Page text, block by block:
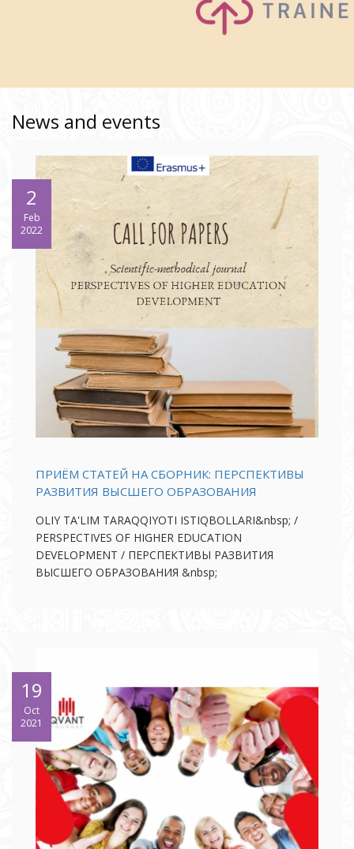
News and events
2
Feb
2022
ПРИЁМ СТАТЕЙ НА СБОРНИК: ПЕРСПЕКТИВЫ
РАЗВИТИЯ ВЫСШЕГО ОБРАЗОВАНИЯ
ОLIY TA'LIM TARAQQIYOTI ISTIQBOLLARI&nbsp; /
PERSPECTIVES OF HIGHER EDUCATION
DEVELOPMENT / ПЕРСПЕКТИВЫ РАЗВИТИЯ
ВЫСШЕГО ОБРАЗОВАНИЯ &nbsp;
19
Oct
2021